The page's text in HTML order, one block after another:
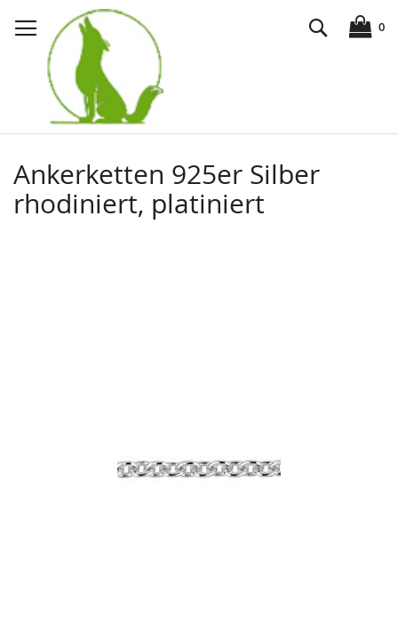
zum
Inhalt
0
Suche
Ankerketten 925er Silber
rhodiniert, platiniert